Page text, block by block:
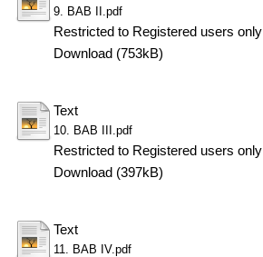
9. BAB II.pdf
Restricted to Registered users only
Download (753kB)
Text
10. BAB III.pdf
Restricted to Registered users only
Download (397kB)
Text
11. BAB IV.pdf